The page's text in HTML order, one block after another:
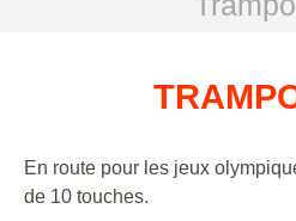
En route pour les jeux
de 10 touches.